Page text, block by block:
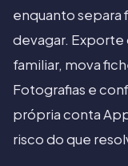
enquanto separa
devagar.
familiar, mova
Fotografias e
própria conta
risco do que